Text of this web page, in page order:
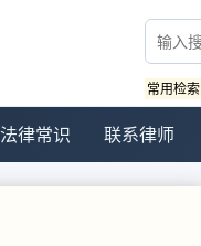
常用检索
法律常识 联系律师